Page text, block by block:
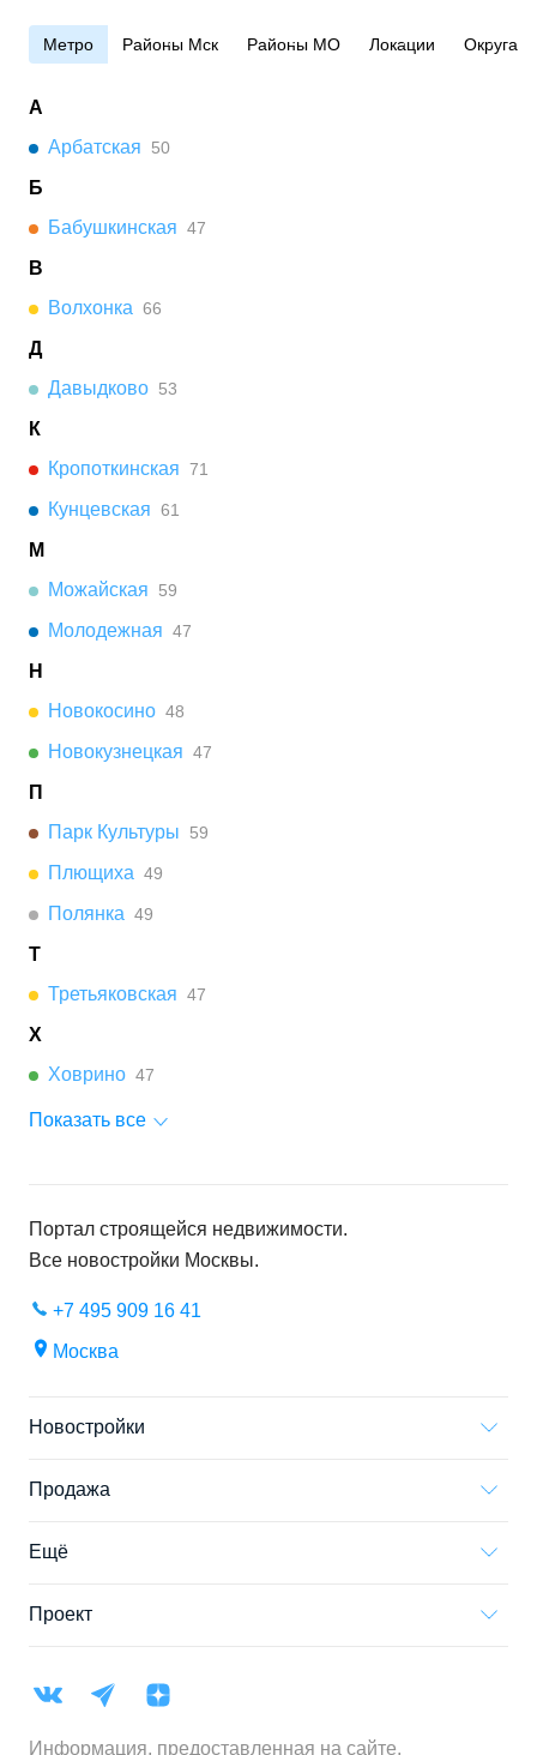
Метро Районы Мск Районы МО Локации Округа
А
Арбатская
50
Б
Бабушкинская 47
В
Волхонка 66
Д
Давыдково 53
К
Кропоткинская 71
Кунцевская 61
М
Можайская
59
Молодежная 47
Н
Новокосино 48
Новокузнецкая 47
П
Парк Культуры
59
Плющиха 49
Полянка 49
Т
Третьяковская 47
Х
Ховрино 47
Показать все
Портал строящейся недвижимости.
Все новостройки Москвы.
+7 495 909 16 41
Москва
Новостройки
Продажа
Ещё
Проект
Информация, предоставленная на сайте,